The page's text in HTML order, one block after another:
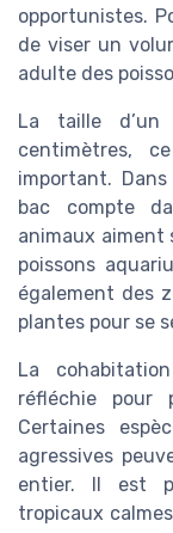
opportunistes.
de viser un
adulte des
La taille d’un
centimètres,
important.
bac compte
animaux aiment
poissons
également des
plantes pour se
La
réfléchie pour
Certaines
agressives
entier. Il est
tropicaux